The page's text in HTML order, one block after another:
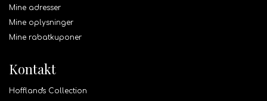
Mine adresser
Mine oplysninger
Mine rabatkuponer
Kontakt
Hoffland's Collection